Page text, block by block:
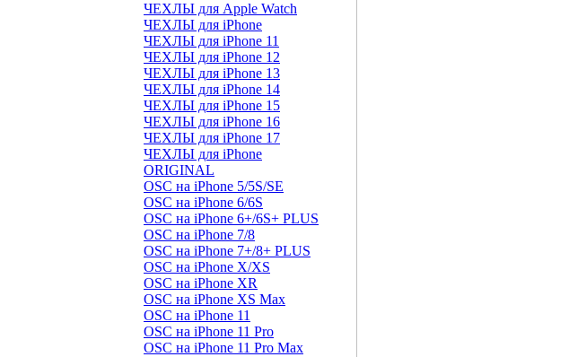
ЧЕХЛЫ для Apple Watch
ЧЕХЛЫ для iPhone
ЧЕХЛЫ для iPhone 11
ЧЕХЛЫ для iPhone 12
ЧЕХЛЫ для iPhone 13
ЧЕХЛЫ для iPhone 14
ЧЕХЛЫ для iPhone 15
ЧЕХЛЫ для iPhone 16
ЧЕХЛЫ для iPhone 17
ЧЕХЛЫ для iPhone
ORIGINAL
OSC на iPhone 5/5S/SE
OSC на iPhone 6/6S
OSC на iPhone 6+/6S+ PLUS
OSC на iPhone 7/8
OSC на iPhone 7+/8+ PLUS
OSC на iPhone X/XS
OSC на iPhone XR
OSC на iPhone XS Max
OSC на iPhone 11
OSC на iPhone 11 Pro
OSC на iPhone 11 Pro Max